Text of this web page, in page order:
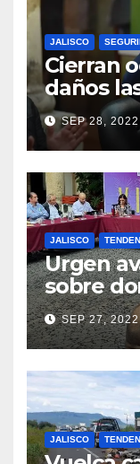
JALISCO
Cierran
daños
sedes
SEP 28, 2022
JALISCO
Urgen
sobre
enSEP 27, 2022
JALISCO